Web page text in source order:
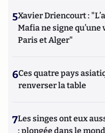
5Xavier Driencourt :
Mafia ne signe
Paris et Alger"
6Ces quatre pays
renverser la table
7Les singes ont eux
: plongée dans le